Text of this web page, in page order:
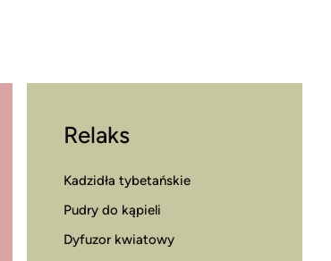
Relaks
Kadzidła tybetańskie
Pudry do kąpieli
Dyfuzor kwiatowy